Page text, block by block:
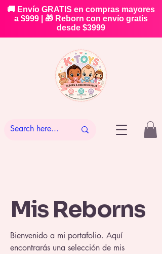
🚚 Envío GRATIS en compras mayores
a $999 | 🎁 Reborn con envío gratis
desde $3999
Mis Reborns
Bienvenido a mi portafolio. Aquí
encontrarás una selección de mis